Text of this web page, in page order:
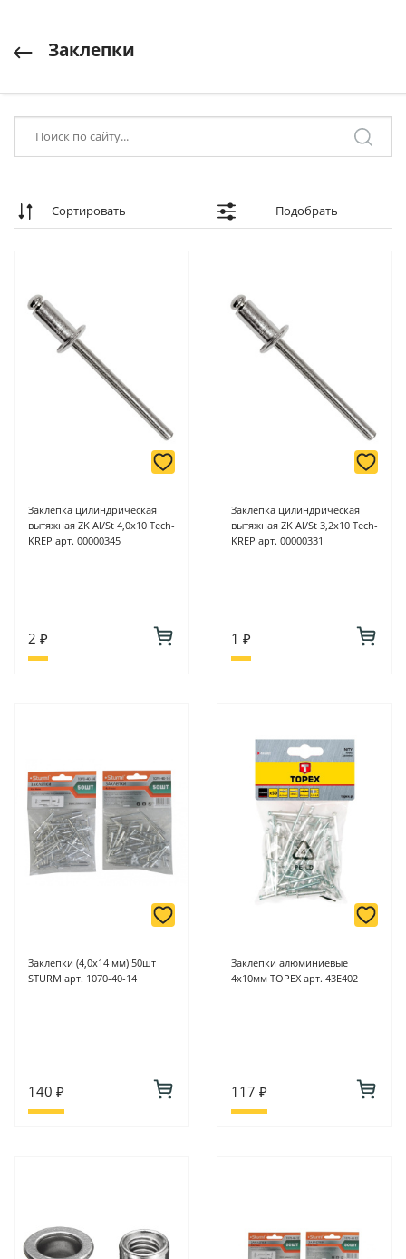
Заклепки
Сортировать Подобрать
Заклепка цилиндрическая
вытяжная ZK Al/St 4,0х10 Tech-
KREP арт. 00000345
2 ₽
Заклепка цилиндрическая
вытяжная ZK Al/St 3,2х10 Tech-
KREP арт. 00000331
1 ₽
Заклепки (4,0х14 мм) 50шт
STURM арт. 1070-40-14
140 ₽
Заклепки алюминиевые
4х10мм TOPEX арт. 43E402
117 ₽